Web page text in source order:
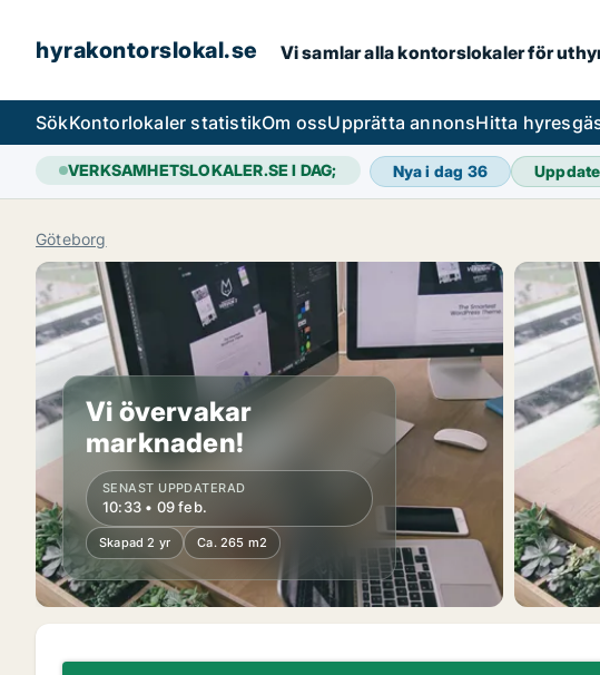
hyrakontorslokal.se Vi samlar alla kontorslokaler för
SökKontorlokaler statistikOm ossUpprätta annonsHitta
VERKSAMHETSLOKALER.SE I DAG; Nya i dag 36
Göteborg
Vi övervakar
marknaden!
SENAST UPPDATERAD
10:33 • 09 feb.
Skapad 2 yr Ca. 265 m2